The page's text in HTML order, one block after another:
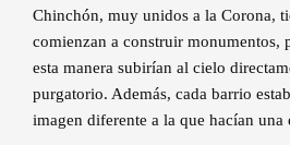
Chinchón, muy unidos a la Corona,
comienzan a construir monumentos,
esta manera subirían al cielo
purgatorio. Además, cada barrio
imagen diferente a la que hacían una